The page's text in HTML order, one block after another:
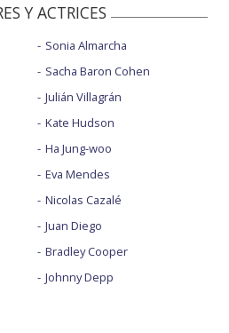
Y ACTRICES
Sonia Almarcha
Sacha Baron Cohen
Julián Villagrán
Kate Hudson
Ha Jung-woo
Eva Mendes
Nicolas Cazalé
Juan Diego
Bradley Cooper
Johnny Depp